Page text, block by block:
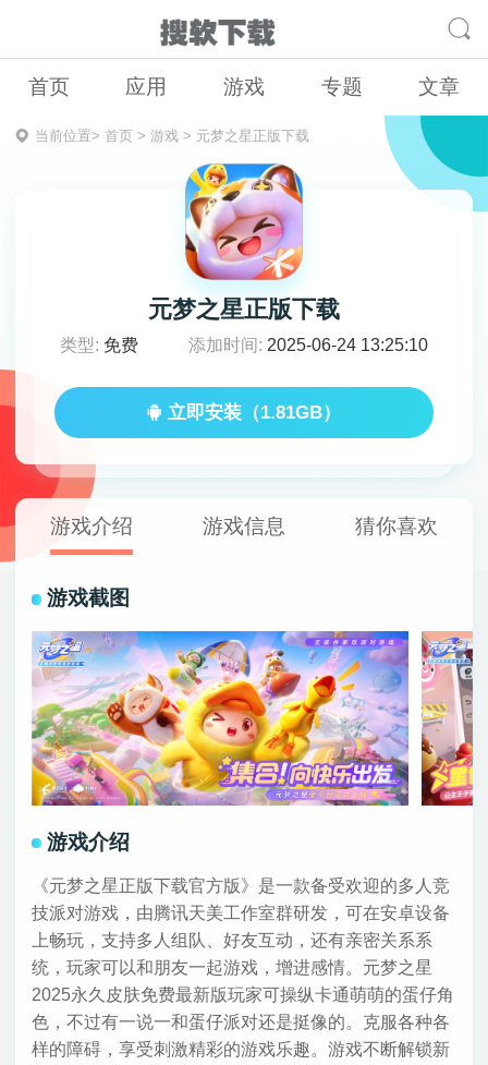
首页 应用 游戏 专题 文章
当前位置> 首页> 游戏> 元梦之星正版下载
元梦之星正版下载
类型: 免费 添加时间: 2025-06-24 13:25:10
立即安装（1.81GB）
游戏介绍 游戏信息 猜你喜欢
游戏截图
游戏介绍
《元梦之星正版下载官方版》是一款备受欢迎的多人竞
技派对游戏，由腾讯天美工作室群研发，可在安卓设备
上畅玩，支持多人组队、好友互动，还有亲密关系系
统，玩家可以和朋友一起游戏，增进感情。元梦之星
2025永久皮肤免费最新版玩家可操纵卡通萌萌的蛋仔角
色，不过有一说一和蛋仔派对还是挺像的。克服各种各
样的障碍，享受刺激精彩的游戏乐趣。游戏不断解锁新